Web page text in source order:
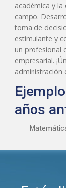
académica y
campo.
toma de
estimulante y
un profesional
empresarial.
administración
años